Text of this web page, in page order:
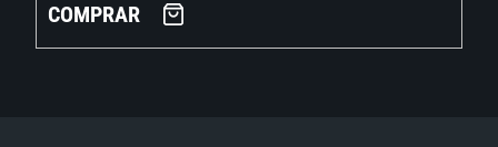
COMPRAR